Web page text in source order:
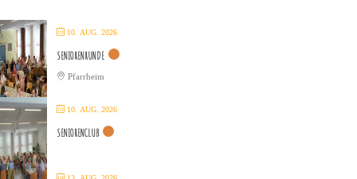
10. AUG. 2026
SENIORENRUNDE
Pfarrheim
10. AUG. 2026
SENIORENCLUB